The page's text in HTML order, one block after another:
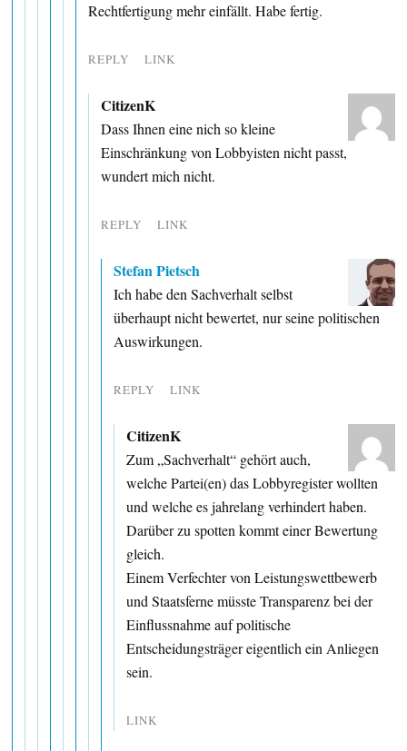
Rechtfertigung mehr einfällt. Habe fertig.
REPLY LINK
CitizenK
Dass Ihnen eine nich so kleine
Einschränkung von Lobbyisten nicht passt,
wundert mich nicht.
REPLY LINK
Stefan Pietsch
Ich habe den Sachverhalt selbst
überhaupt nicht bewertet, nur seine politischen
Auswirkungen.
REPLY LINK
CitizenK
Zum „Sachverhalt“ gehört auch,
welche Partei(en) das Lobbyregister wollten
und welche es jahrelang verhindert haben.
Darüber zu spotten kommt einer Bewertung
gleich.
Einem Verfechter von Leistungswettbewerb
und Staatsferne müsste Transparenz bei der
Einflussnahme auf politische
Entscheidungsträger eigentlich ein Anliegen
sein.
LINK